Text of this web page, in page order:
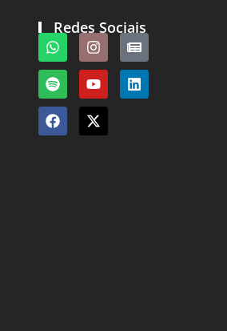
Redes Sociais